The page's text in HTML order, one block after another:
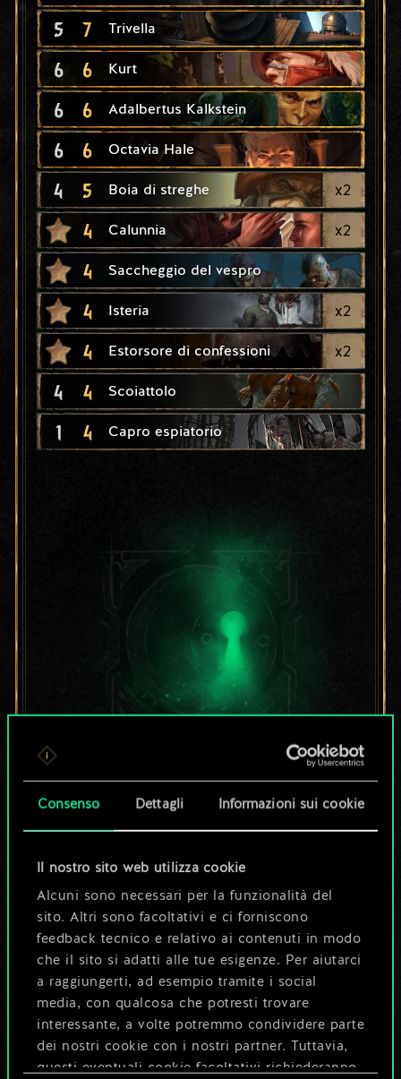
Consenso Dettagli Informazioni sui cookie
Il nostro sito web utilizza cookie
Alcuni sono necessari per la funzionalità del
sito. Altri sono facoltativi e ci forniscono
feedback tecnico e relativo ai contenuti in modo
che il sito si adatti alle tue esigenze. Per aiutarci
a raggiungerti, ad esempio tramite i social
media, con qualcosa che potresti trovare
interessante, a volte potremmo condividere parte
dei nostri cookie con i nostri partner. Tuttavia,
questi eventuali cookie facoltativi richiederanno
5 7 Trivella
6 6 Kurt
6 6 Adalbertus Kalkstein
6 6 Octavia Hale
4 5 Boia di streghe x2
4 Calunnia x2
4 Saccheggio del vespro
4 Isteria x2
4 Estorsore di confessioni x2
4 4 Scoiattolo
1 4 Capro espiatorio
Per ora, è solo un
set di carte
condiviso.
Ma può diventare
molto altro!
Dai un nome al mazzo e crea una
guida